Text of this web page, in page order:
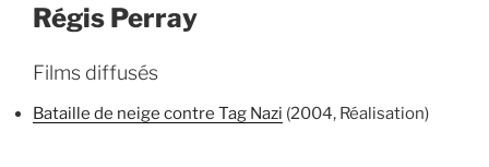
Régis Perray
Films diffusés
Bataille de neige contre Tag Nazi (2004, Réalisation)